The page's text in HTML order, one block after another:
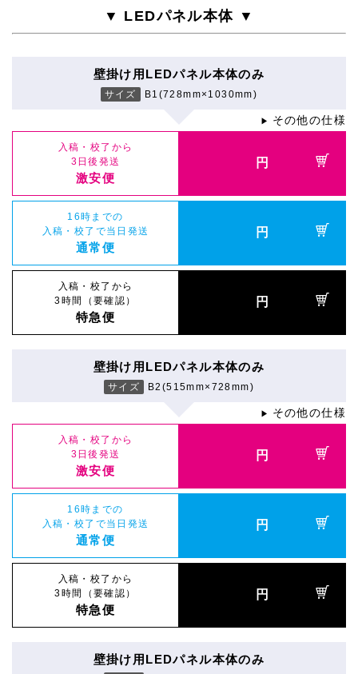
▼ LEDパネル本体 ▼
壁掛け用LEDパネル本体のみ
サイズ B1(728mm×1030mm)
▶ その他の仕様
入稿・校了から
3日後発送
激安便
円
16時までの
入稿・校了で当日発送
通常便
円
入稿・校了から
3時間（要確認）
特急便
円
壁掛け用LEDパネル本体のみ
サイズ B2(515mm×728mm)
▶ その他の仕様
入稿・校了から
3日後発送
激安便
円
16時までの
入稿・校了で当日発送
通常便
円
入稿・校了から
3時間（要確認）
特急便
円
壁掛け用LEDパネル本体のみ